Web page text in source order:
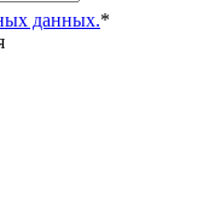
данных.*